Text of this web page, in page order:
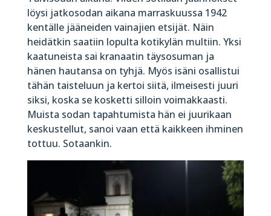
löysi jatkosodan aikana marraskuussa 1942
kentälle jääneiden vainajien etsijät. Näin
heidätkin saatiin lopulta kotikylän multiin. Yksi
kaatuneista sai kranaatin täysosuman ja
hänen hautansa on tyhjä. Myös isäni osallistui
tähän taisteluun ja kertoi siitä, ilmeisesti juuri
siksi, koska se kosketti silloin voimakkaasti.
Muista sodan tapahtumista hän ei juurikaan
keskustellut, sanoi vaan että kaikkeen ihminen
tottuu. Sotaankin.